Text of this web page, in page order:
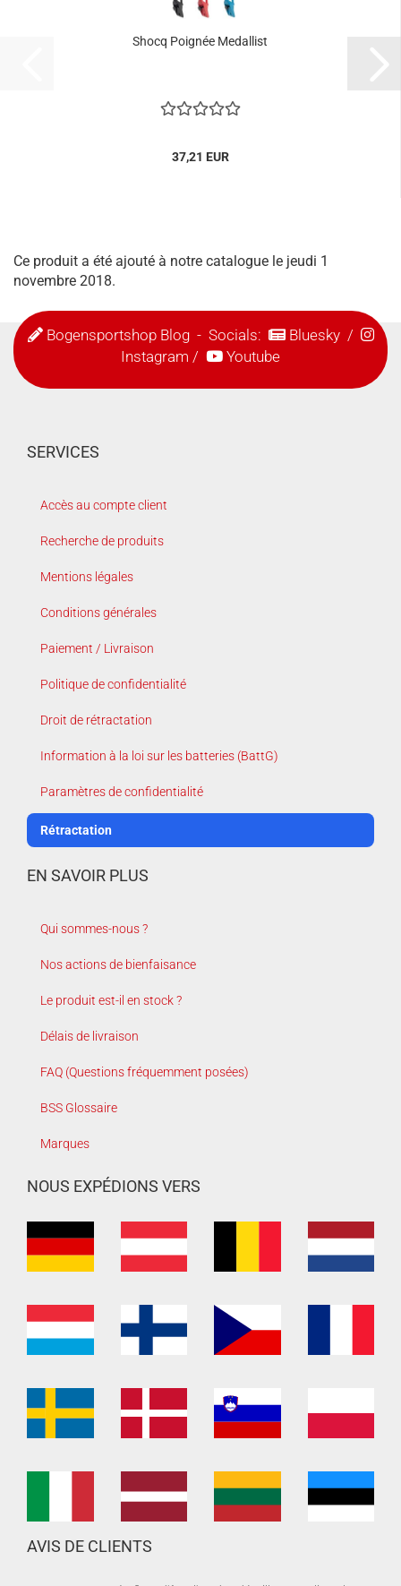
Shocq Poignée Medallist
37,21 EUR
Ce produit a été ajouté à notre catalogue le jeudi 1
novembre 2018.
Bogensportshop Blog- Socials: Bluesky/
Instagram / Youtube
SERVICES
Accès au compte client
Recherche de produits
Mentions légales
Conditions générales
Paiement / Livraison
Politique de confidentialité
Droit de rétractation
Information à la loi sur les batteries (BattG)
Paramètres de confidentialité
Rétractation
EN SAVOIR PLUS
Qui sommes-nous ?
Nos actions de bienfaisance
Le produit est-il en stock ?
Délais de livraison
FAQ (Questions fréquemment posées)
BSS Glossaire
Marques
NOUS EXPÉDIONS VERS
AVIS DE CLIENTS